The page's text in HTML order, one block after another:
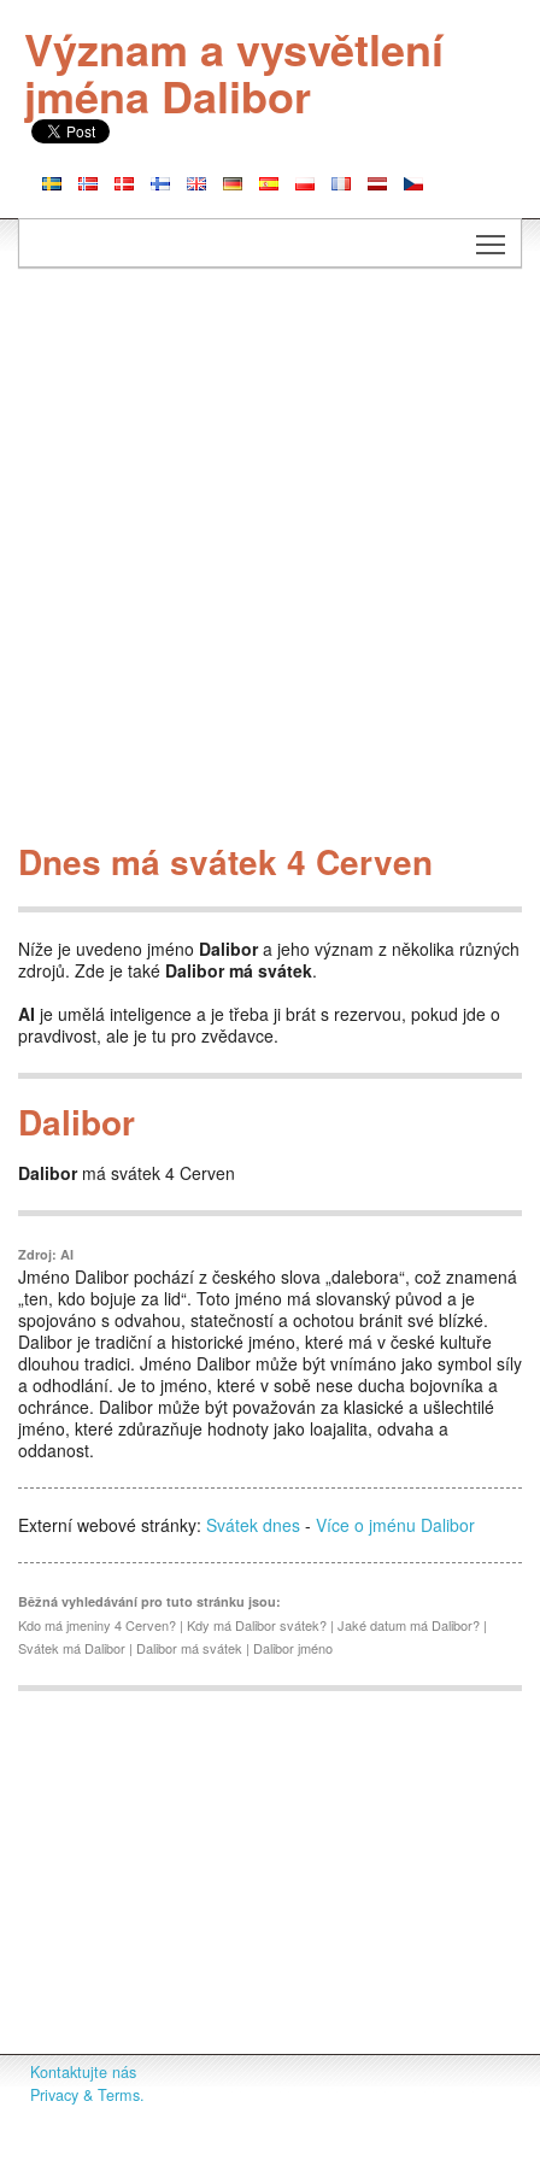
Význam a vysvětlení
jména Dalibor
Dnes má svátek 4 Cerven
Níže je uvedeno jméno Dalibora jeho význam z několika různých
zdrojů. Zde je také Dalibor má svátek.
AI je umělá inteligence a je třeba ji brát s rezervou, pokud jde o
pravdivost, ale je tu pro zvědavce.
Dalibor
Dalibormá svátek 4 Cerven
Zdroj: AI
Jméno Dalibor pochází z českého slova „dalebora“, což znamená
„ten, kdo bojuje za lid“. Toto jméno má slovanský původ a je
spojováno s odvahou, statečností a ochotou bránit své blízké.
Dalibor je tradiční a historické jméno, které má v české kultuře
dlouhou tradici. Jméno Dalibor může být vnímáno jako symbol síly
a odhodlání. Je to jméno, které v sobě nese ducha bojovníka a
ochránce. Dalibor může být považován za klasické a ušlechtilé
jméno, které zdůrazňuje hodnoty jako loajalita, odvaha a
oddanost.
Externí webové stránky: Svátek dnes - Více o jménu Dalibor
Běžná vyhledávání pro tuto stránku jsou:
Kdo má jmeniny 4 Cerven? | Kdy má Dalibor svátek? | Jaké datum má Dalibor? |
Svátek má Dalibor | Dalibor má svátek | Dalibor jméno
Kontaktujte nás
Privacy & Terms.